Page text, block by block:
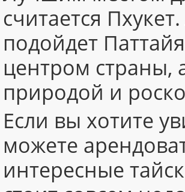
считается
подойдет
центром страны,
природой и
Если вы хотите
можете
интересные